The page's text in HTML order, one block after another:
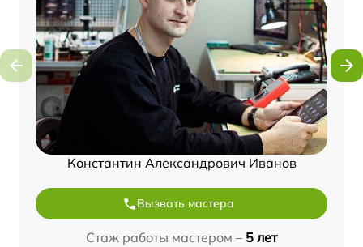
Константин Александрович Иванов
Вызвать мастера
Стаж работы мастером – 5 лет